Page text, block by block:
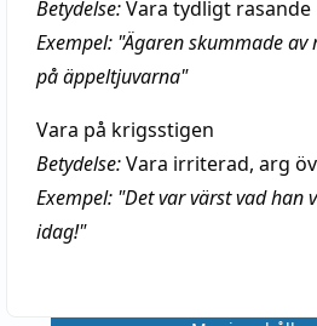
Betydelse:Vara tydligt rasande
Exempel: "Ägaren skummade
på äppeltjuvarna"
Vara på krigsstigen
Betydelse:Vara irriterad, arg
Exempel: "Det var värst vad han
idag!"